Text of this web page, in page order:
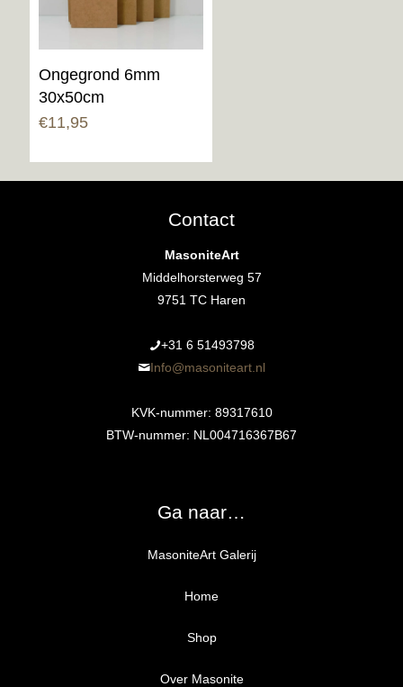
Ongegrond 6mm
30x50cm
€11,95
Contact
MasoniteArt
Middelhorsterweg 57
9751 TC Haren
+31 6 51493798‬
Info@masoniteart.nl
KVK-nummer: 89317610
BTW-nummer: NL004716367B67
Ga naar…
MasoniteArt Galerij
Home
Shop
Alle producten
Over Masonite